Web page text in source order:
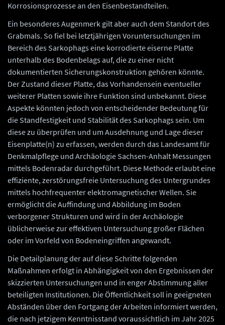
Korrosionsprozesse an den Eisenbestandteilen.
Ein besonderes Augenmerk gilt aber auch dem Standort des
Grabmals. So fiel bei letztjährigen Voruntersuchungen im
Bereich des Sarkophags eine korrodierte eiserne Platte
unterhalb des Bodenbelags auf, die zu einer nicht
dokumentierten Sicherungskonstruktion gehören könnte.
Der Zustand dieser Platte, das Vorhandensein eventueller
weiterer Platten sowie ihre Funktion sind unbekannt. Diese
Aspekte könnten jedoch von entscheidender Bedeutung für
die Standfestigkeit und Stabilität des Sarkophags sein. Um
diese zu überprüfen und um Ausdehnung und Lage dieser
Eisenplatte(n) zu erfassen, werden durch das Landesamt für
Denkmalpflege und Archäologie Sachsen-Anhalt Messungen
mittels Bodenradar durchgeführt. Diese Methode erlaubt eine
effiziente, zerstörungsfreie Untersuchung des Untergrundes
mittels hochfrequenter elektromagnetischer Wellen. Sie
ermöglicht die Auffindung und Abbildung im Boden
verborgener Strukturen und wird in der Archäologie
üblicherweise zur effektiven Untersuchung großer Flächen
oder im Vorfeld von Bodeneingriffen angewandt.
Die Detailplanung der auf diese Schritte folgenden
Maßnahmen erfolgt in Abhängigkeit von den Ergebnissen der
skizzierten Untersuchungen und in enger Abstimmung aller
beteiligten Institutionen. Die Öffentlichkeit soll in geeigneten
Abständen über den Fortgang der Arbeiten informiert werden,
die nach jetzigem Kenntnisstand voraussichtlich im Jahr 2025